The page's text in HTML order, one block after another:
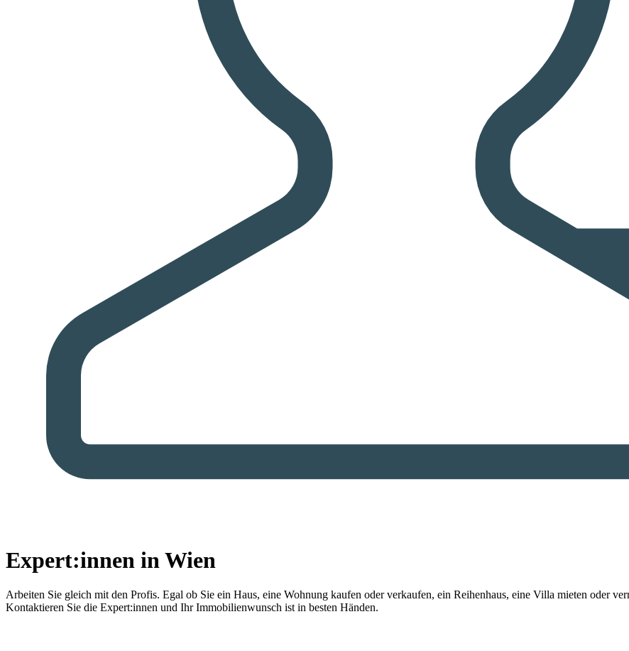
Expert:innen in Wien
Arbeiten Sie gleich mit den Profis. Egal ob Sie ein Haus, eine Wohnung kaufen oder verkaufen, ein Reihenhaus, eine Villa mieten oder
Kontaktieren Sie die Expert:innen und Ihr Immobilienwunsch ist in besten Händen.